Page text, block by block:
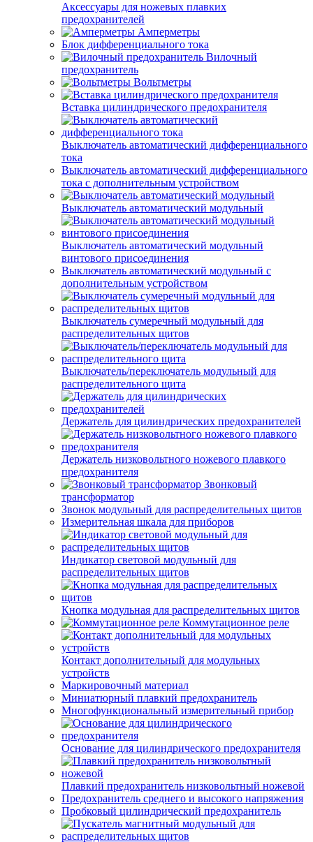
Аксессуары для ножевых плавких
предохранителей
Амперметры
Блок дифференциального тока
Вилочный
предохранитель
Вольтметры
Вставка цилиндрического предохранителя
Выключатель автоматический дифференциального
тока
Выключатель автоматический дифференциального
тока с дополнительным устройством
Выключатель автоматический модульный
Выключатель автоматический модульный
винтового присоединения
Выключатель автоматический модульный с
дополнительным устройством
Выключатель сумеречный модульный для
распределительных щитов
Выключатель/переключатель модульный для
распределительного щита
Держатель для цилиндрических предохранителей
Держатель низковольтного ножевого плавкого
предохранителя
Звонковый
трансформатор
Звонок модульный для распределительных щитов
Измерительная шкала для приборов
Индикатор световой модульный для
распределительных щитов
Кнопка модульная для распределительных щитов
Коммутационное реле
Контакт дополнительный для модульных
устройств
Маркировочный материал
Миниатюрный плавкий предохранитель
Многофункциональный измерительный прибор
Основание для цилиндрического предохранителя
Плавкий предохранитель низковольтный ножевой
Предохранитель среднего и высокого напряжения
Пробковый цилиндрический предохранитель